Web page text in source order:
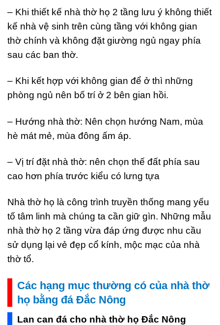
– Khi thiết kế nhà thờ họ 2 tầng lưu ý không thiết
kế nhà vệ sinh trên cùng tầng với không gian
thờ chính và không đặt giường ngủ ngay phía
sau các ban thờ.
– Khi kết hợp với không gian để ở thì những
phòng ngủ nên bố trí ở 2 bên gian hồi.
– Hướng nhà thờ: Nên chọn hướng Nam, mùa
hè mát mẻ, mùa đông ấm áp.
– Vị trí đặt nhà thờ: nên chọn thế đất phía sau
cao hơn phía trước kiểu có lưng tựa
Nhà thờ họ là công trình truyền thống mang yếu
tố tâm linh mà chúng ta cần giữ gìn. Những mẫu
nhà thờ họ 2 tầng vừa đáp ứng được nhu cầu
sử dụng lại vẻ đẹp cổ kính, mộc mạc của nhà
thờ tổ.
Các hạng mục thường có của nhà thờ
họ bằng đá Đắc Nông
Lan can đá cho nhà thờ họ Đắc Nông